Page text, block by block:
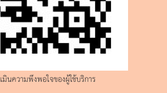
มินความพึงพอใจของผู้ใช้บริการ